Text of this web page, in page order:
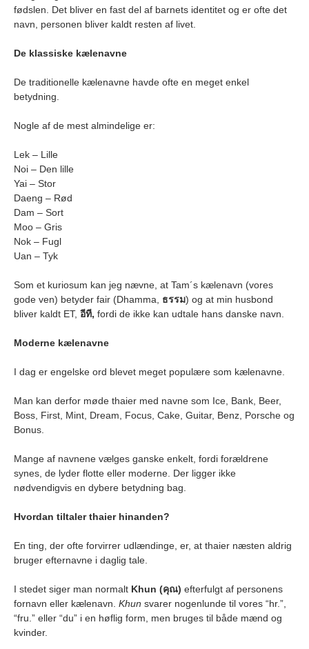
fødslen. Det bliver en fast del af barnets identitet og er ofte det
navn, personen bliver kaldt resten af livet.
De klassiske kælenavne
De traditionelle kælenavne havde ofte en meget enkel
betydning.
Nogle af de mest almindelige er:
Lek – Lille
Noi – Den lille
Yai – Stor
Daeng – Rød
Dam – Sort
Moo – Gris
Nok – Fugl
Uan – Tyk
Som et kuriosum kan jeg nævne, at Tam´s kælenavn (vores
gode ven) betyder fair (Dhamma, ธรรม) og at min husbond
bliver kaldt ET, อีที, fordi de ikke kan udtale hans danske navn.
Moderne kælenavne
I dag er engelske ord blevet meget populære som kælenavne.
Man kan derfor møde thaier med navne som Ice, Bank, Beer,
Boss, First, Mint, Dream, Focus, Cake, Guitar, Benz, Porsche og
Bonus.
Mange af navnene vælges ganske enkelt, fordi forældrene
synes, de lyder flotte eller moderne. Der ligger ikke
nødvendigvis en dybere betydning bag.
Hvordan tiltaler thaier hinanden?
En ting, der ofte forvirrer udlændinge, er, at thaier næsten aldrig
bruger efternavne i daglig tale.
I stedet siger man normalt Khun (คุณ) efterfulgt af personens
fornavn eller kælenavn. Khun svarer nogenlunde til vores “hr.”,
“fru.” eller “du” i en høflig form, men bruges til både mænd og
kvinder.